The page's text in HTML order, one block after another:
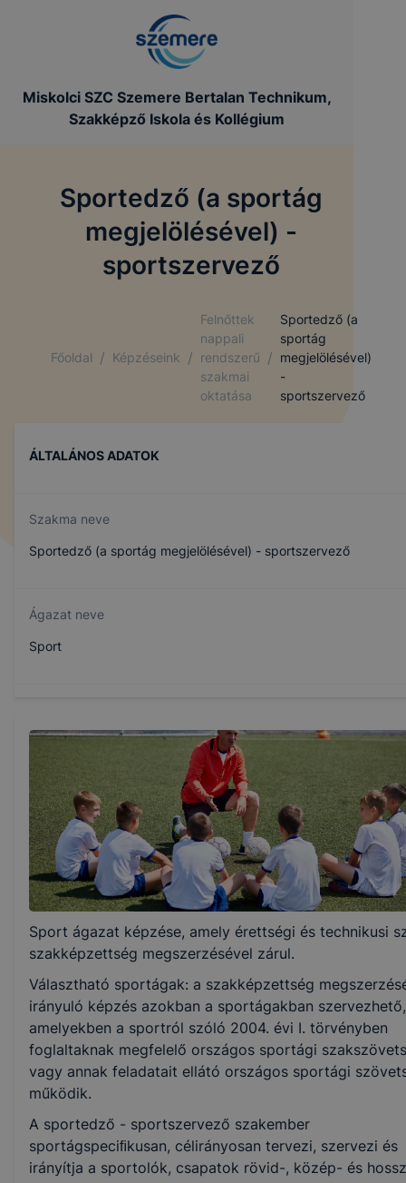
Miskolci SZC Szemere Bertalan Technikum,
Szakképző Iskola és Kollégium
Sportedző (a sportág
megjelölésével) -
sportszervező
Főoldal / Képzéseink /
Felnőttek
nappali
rendszerű
szakmai
oktatása
/
Sportedző (a
sportág
megjelölésével)
-
sportszervező
ÁLTALÁNOS ADATOK
Szakma neve
Sportedző (a sportág megjelölésével) - sportszervező
Ágazat neve
Sport
510142002
Képzés időtartama
5 év
Választható szakmairányok:
Nem válaszható
KKK letöltése (pdf)
PTT letöltése (pdf)
Okleveles technikusképzés
Nem
Sport ágazat képzése, amely érettségi és technikusi
szakképzettség megszerzésével zárul.
Választható sportágak: a szakképzettség
irányuló képzés azokban a sportágakban szervezhető,
amelyekben a sportról szóló 2004. évi I. törvényben
foglaltaknak megfelelő országos sportági
vagy annak feladatait ellátó országos sportági
működik.
A sportedző - sportszervező szakember
sportágspeciﬁkusan, célirányosan tervezi, szervezi és
irányítja a sportolók, csapatok rövid-, közép- és